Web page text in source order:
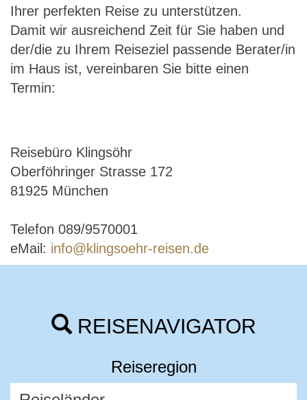
Ihrer perfekten Reise zu unterstützen.
Damit wir ausreichend Zeit für Sie haben und
der/die zu Ihrem Reiseziel passende Berater/in
im Haus ist, vereinbaren Sie bitte einen
Termin:
Reisebüro Klingsöhr
Oberföhringer Strasse 172
81925 München
Telefon 089/9570001
eMail: info@klingsoehr-reisen.de
REISENAVIGATOR
Reiseregion